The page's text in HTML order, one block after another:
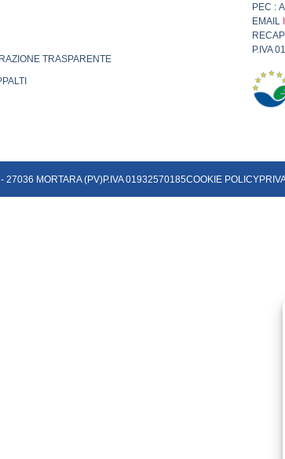
TRASPARENTE
PEC :
EMAIL
P.IVA
27036 MORTARA (PV)P.IVA 01932570185COOKIE POLICY